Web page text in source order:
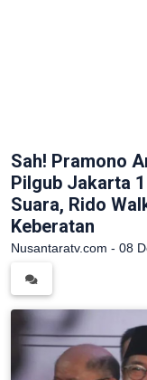
Sah! Pramono
Pilgub Jakarta
Suara, Rido
Keberatan
Nusantaratv.com - 08